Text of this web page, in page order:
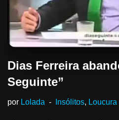
Dias Ferreira
Seguinte”
por Lolada Insólitos, Loucura